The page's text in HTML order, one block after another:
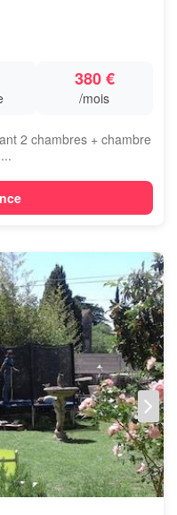
380 €
/mois
2 chambres + chambre